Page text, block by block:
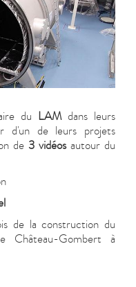
du LAMdans leurs
d'un de leurs projets
de 3 vidéosautour du
de la construction du
Château-Gombert à